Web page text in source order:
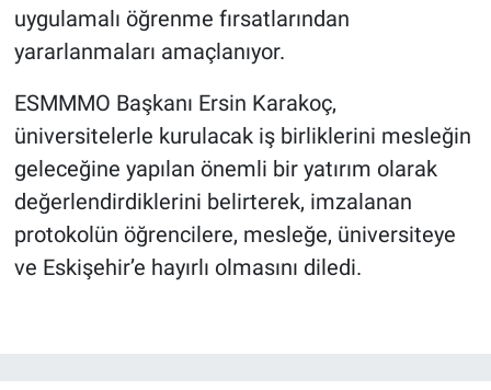
uygulamalı öğrenme fırsatlarından
yararlanmaları amaçlanıyor.
ESMMMO Başkanı Ersin Karakoç,
üniversitelerle kurulacak iş birliklerini mesleğin
geleceğine yapılan önemli bir yatırım olarak
değerlendirdiklerini belirterek, imzalanan
protokolün öğrencilere, mesleğe, üniversiteye
ve Eskişehir’e hayırlı olmasını diledi.